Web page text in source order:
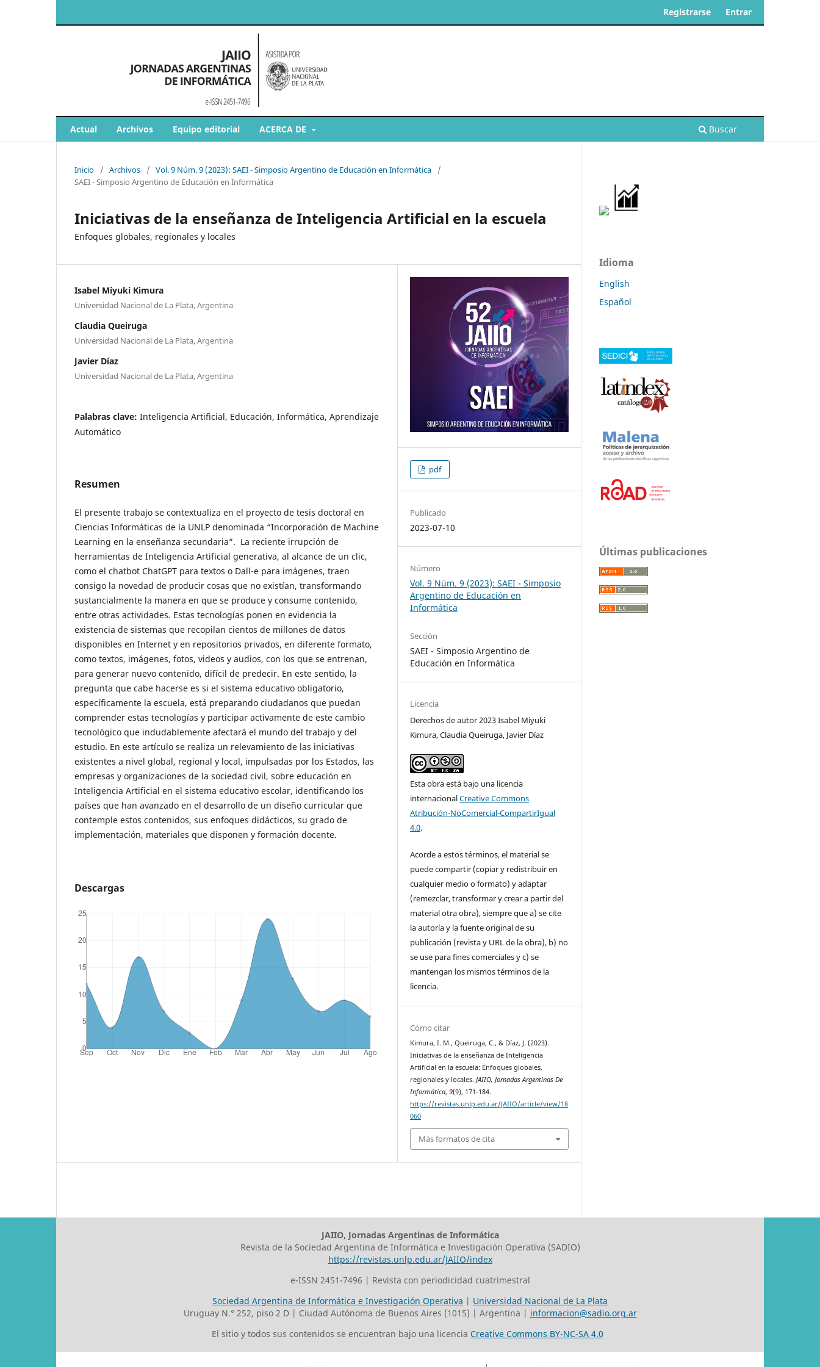
Actual Archivos Equipo editorial ACERCA DE Buscar
Registrarse Entrar
Inicio / Archivos / Vol. 9 Núm. 9 (2023): SAEI - Simposio Argentino de Educación en Informática
/
SAEI - Simposio Argentino de Educación en Informática
Iniciativas de la enseñanza de Inteligencia Artificial en la escuela
Enfoques globales, regionales y locales
Isabel Miyuki Kimura
Universidad Nacional de La Plata, Argentina
Claudia Queiruga
Universidad Nacional de La Plata, Argentina
Javier Díaz
Universidad Nacional de La Plata, Argentina
Palabras clave: Inteligencia Artificial, Educación, Informática, Aprendizaje
Automático
Resumen
El presente trabajo se contextualiza en el proyecto de tesis doctoral en
Ciencias Informáticas de la UNLP denominada “Incorporación de Machine
Learning en la enseñanza secundaria”. La reciente irrupción de
herramientas de Inteligencia Artificial generativa, al alcance de un clic,
como el chatbot ChatGPT para textos o Dall-e para imágenes, traen
consigo la novedad de producir cosas que no existían, transformando
sustancialmente la manera en que se produce y consume contenido,
entre otras actividades. Estas tecnologías ponen en evidencia la
existencia de sistemas que recopilan cientos de millones de datos
disponibles en Internet y en repositorios privados, en diferente formato,
como textos, imágenes, fotos, videos y audios, con los que se entrenan,
para generar nuevo contenido, difícil de predecir. En este sentido, la
pregunta que cabe hacerse es si el sistema educativo obligatorio,
específicamente la escuela, está preparando ciudadanos que puedan
comprender estas tecnologías y participar activamente de este cambio
tecnológico que indudablemente afectará el mundo del trabajo y del
estudio. En este artículo se realiza un relevamiento de las iniciativas
existentes a nivel global, regional y local, impulsadas por los Estados, las
empresas y organizaciones de la sociedad civil, sobre educación en
Inteligencia Artificial en el sistema educativo escolar, identificando los
países que han avanzado en el desarrollo de un diseño curricular que
contemple estos contenidos, sus enfoques didácticos, su grado de
implementación, materiales que disponen y formación docente.
Descargas
pdf
Publicado
2023-07-10
Número
Vol. 9 Núm. 9 (2023): SAEI - Simposio
Argentino de Educación en
Informática
Sección
SAEI - Simposio Argentino de
Educación en Informática
Licencia
Derechos de autor 2023 Isabel Miyuki
Kimura, Claudia Queiruga, Javier Díaz
Esta obra está bajo una licencia
internacionalCreative Commons
Atribución-NoComercial-CompartirIgual
4.0.
Acorde a estos términos, el material se
puede compartir (copiar y redistribuir en
cualquier medio o formato) y adaptar
(remezclar, transformar y crear a partir del
material otra obra), siempre que a) se cite
la autoría y la fuente original de su
publicación (revista y URL de la obra), b) no
se use para fines comerciales y c) se
mantengan los mismos términos de la
licencia.
Cómo citar
Kimura, I. M., Queiruga, C., & Díaz, J. (2023).
Iniciativas de la enseñanza de Inteligencia
Artificial en la escuela: Enfoques globales,
regionales y locales.JAIIO, Jornadas Argentinas De
Informática, 9(9), 171-184.
https://revistas.unlp.edu.ar/JAIIO/article/view/18
060
Más formatos de cita
Idioma
English
Español
Últimas publicaciones
JAIIO, Jornadas Argentinas de Informática
Revista de la Sociedad Argentina de Informática e Investigación Operativa (SADIO)
https://revistas.unlp.edu.ar/JAIIO/index
e-ISSN 2451-7496 | Revista con periodicidad cuatrimestral
Sociedad Argentina de Informática e Investigación Operativa | Universidad Nacional de La Plata
Uruguay N.° 252, piso 2 D | Ciudad Autónoma de Buenos Aires (1015) | Argentina | informacion@sadio.org.ar
El sitio y todos sus contenidos se encuentran bajo una licencia Creative Commons BY-NC-SA 4.0